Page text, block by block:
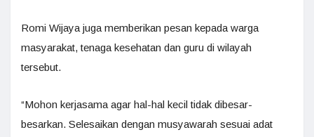
Romi Wijaya juga memberikan pesan kepada warga
masyarakat, tenaga kesehatan dan guru di wilayah
tersebut.
“Mohon kerjasama agar hal-hal kecil tidak dibesar-
besarkan. Selesaikan dengan musyawarah sesuai adat